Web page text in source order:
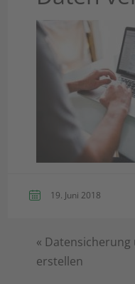
19. Juni 2018
« Datensicherung
erstellen